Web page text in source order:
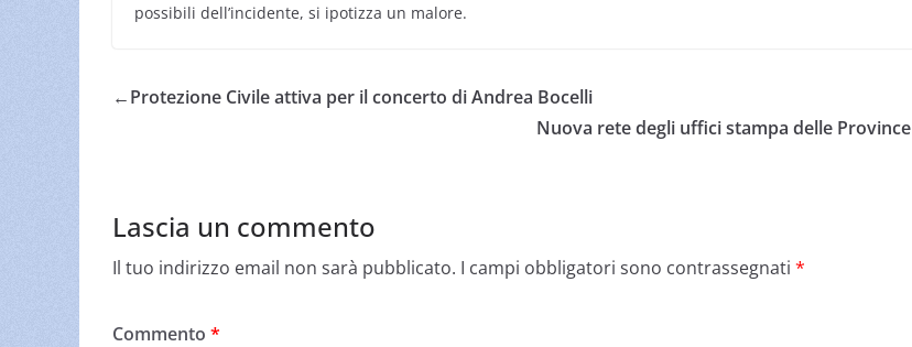
possibili dell’incidente, si ipotizza un malore.
←Protezione Civile attiva per il concerto di Andrea Bocelli
Nuova rete degli uffici stampa delle Province
Lascia un commento
Il tuo indirizzo email non sarà pubblicato. I campi obbligatori sono contrassegnati *
Commento *